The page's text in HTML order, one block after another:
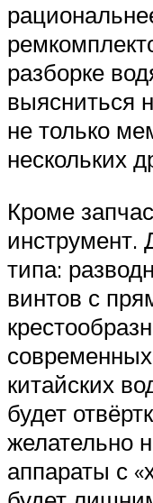
разборке
выясниться
не только
нескольких
Кроме
инструмент.
типа:
винтов с
китайских
будет
желательно
аппараты с